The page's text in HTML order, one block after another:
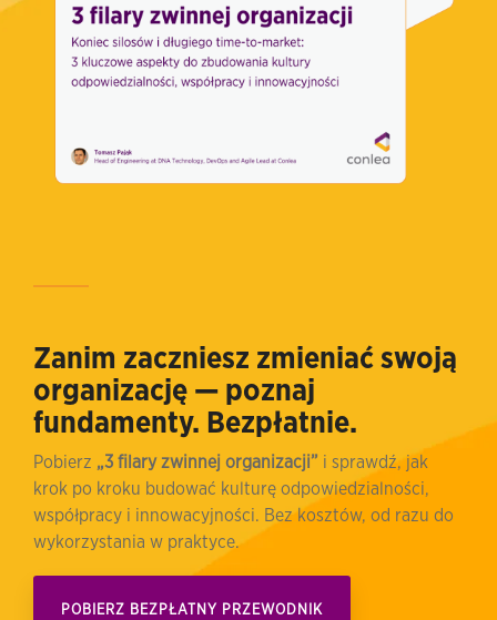
Zanim zaczniesz zmieniać swoją
organizację — poznaj
fundamenty. Bezpłatnie.
Pobierz „3 filary zwinnej organizacji” i sprawdź, jak
krok po kroku budować kulturę odpowiedzialności,
współpracy i innowacyjności. Bez kosztów, od razu do
wykorzystania w praktyce.
POBIERZ BEZPŁATNY PRZEWODNIK